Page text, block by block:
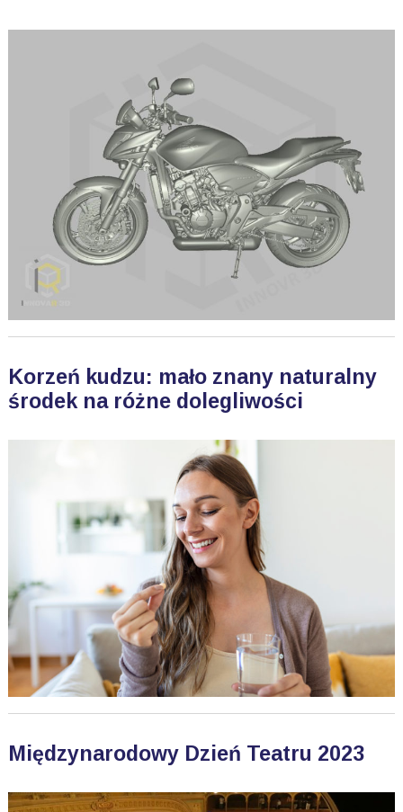
Korzeń kudzu: mało znany naturalny
środek na różne dolegliwości
Międzynarodowy Dzień Teatru 2023